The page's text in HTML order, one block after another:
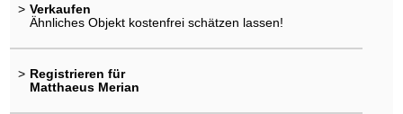
> Verkaufen
Ähnliches Objekt kostenfrei schätzen lassen!
> Registrieren für
Matthaeus Merian